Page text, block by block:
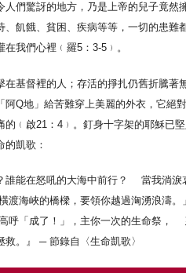
人們驚訝的地方，乃是上帝的兒子竟
、飢餓、貧困、疾病等等，一切的患
我們心裡﹙羅5：3-5﹚。
在基督裡的人；存活的掙扎仍舊折騰
阿Q地」給苦難穿上美麗的外衣，它絕
的﹙啟21：4﹚。釘身十字架的耶穌已
的凱歌：
誰能在怒吼的大海中前行？ 當我淌
峽的橋樑，要領你越過洶湧浪濤
「成了！」，主你一次的生命祭，
救。』 ─ 節錄自〈生命凱歌〉